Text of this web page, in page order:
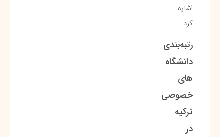
اشاره
کرد.
رتبه‌بندی
دانشگاه
های
خصوصی
ترکیه
در